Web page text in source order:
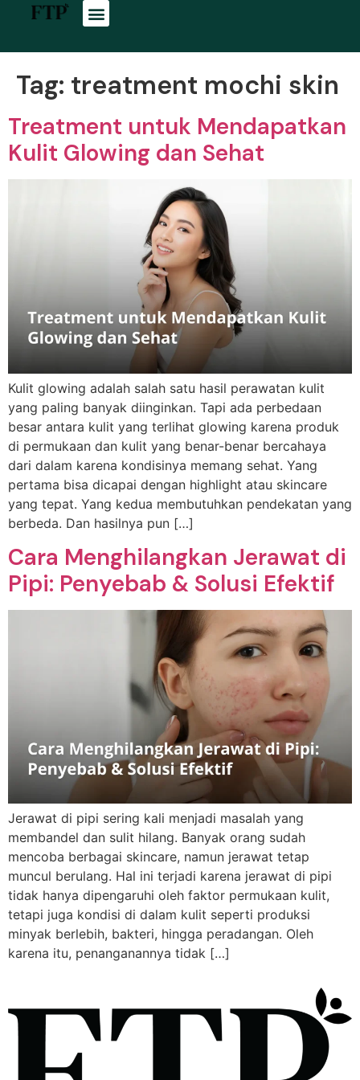
Tag: treatment mochi skin
Treatment untuk Mendapatkan
Kulit Glowing dan Sehat
Kulit glowing adalah salah satu hasil perawatan kulit
yang paling banyak diinginkan. Tapi ada perbedaan
besar antara kulit yang terlihat glowing karena produk
di permukaan dan kulit yang benar-benar bercahaya
dari dalam karena kondisinya memang sehat. Yang
pertama bisa dicapai dengan highlight atau skincare
yang tepat. Yang kedua membutuhkan pendekatan yang
berbeda. Dan hasilnya pun […]
Cara Menghilangkan Jerawat di
Pipi: Penyebab & Solusi Efektif
Jerawat di pipi sering kali menjadi masalah yang
membandel dan sulit hilang. Banyak orang sudah
mencoba berbagai skincare, namun jerawat tetap
muncul berulang. Hal ini terjadi karena jerawat di pipi
tidak hanya dipengaruhi oleh faktor permukaan kulit,
tetapi juga kondisi di dalam kulit seperti produksi
minyak berlebih, bakteri, hingga peradangan. Oleh
karena itu, penanganannya tidak […]